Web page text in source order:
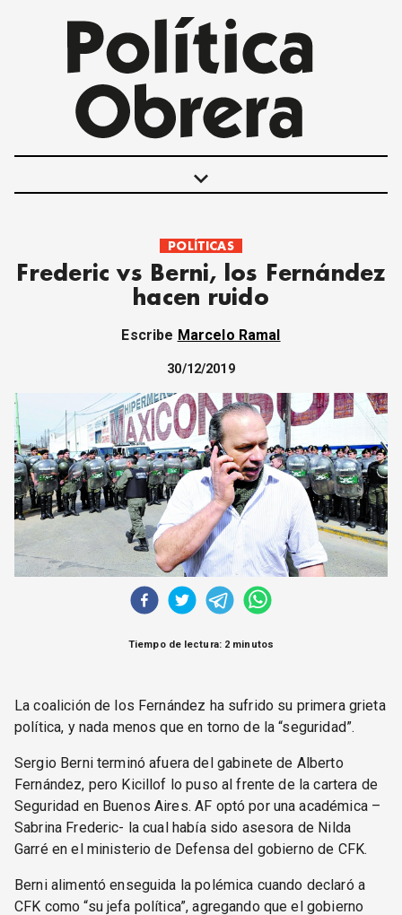
keyboard_arrow_down
POLÍTICAS
INTERNACIONALES
MOVIMIENTO OBRERO
ECONOMÍA
SOCIEDAD Y CULTURA
JUVENTUD
CORREO DE LECTORES
DEBATE
ARCHIVO
DECLARACIONES
OPINIÓN
ALTAMIRA RESPONDE
Política Obrera Revista
CONTACTO
POLÍTICAS
Frederic vs Berni, los Fernández
hacen ruido
Escribe Marcelo Ramal
30/12/2019
Tiempo de lectura: 2 minutos
La coalición de los Fernández ha sufrido su primera grieta
política, y nada menos que en torno de la “seguridad”.
Sergio Berni terminó afuera del gabinete de Alberto
Fernández, pero Kicillof lo puso al frente de la cartera de
Seguridad en Buenos Aires. AF optó por una académica –
Sabrina Frederic- la cual había sido asesora de Nilda
Garré en el ministerio de Defensa del gobierno de CFK.
Berni alimentó enseguida la polémica cuando declaró a
CFK como “su jefa política”, agregando que el gobierno